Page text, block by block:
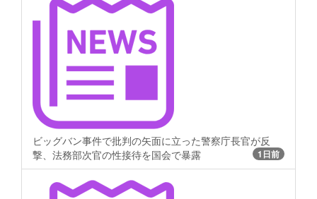
ビッグバン事件で批判の矢面に立った警察庁長官が反
撃、法務部次官の性接待を国会で暴露
1日前